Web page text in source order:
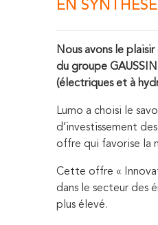
EN SYNTHESE
Nous avons le
du groupe
(électriques et à
Lumo a choisi le
d’investissement
offre qui favorise la
Cette offre «
dans le secteur des
plus élevé.